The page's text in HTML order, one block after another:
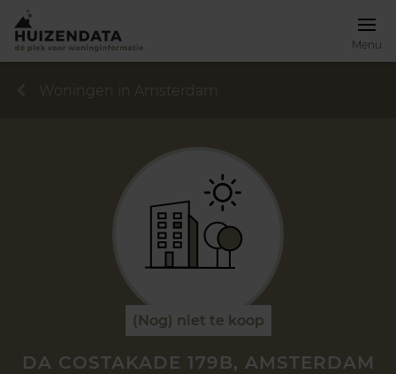
Menu
Woningen in Amsterdam
(Nog) niet te koop
DA COSTAKADE 179B, AMSTERDAM